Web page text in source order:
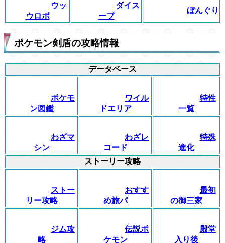
ウッ
ウロボ
ダイス
ープ
ぼんぐり
ポケモン剣盾の攻略情報
データベース
ポケモ
ン図鑑
ワイル
ドエリア
特性
一覧
わざマ
シン
わざレ
コード
特殊
進化
ストーリー攻略
ストー
リー攻略
おすす
め旅パ
最初
の御三家
ジム攻
略
伝説ポ
ケモン
殿堂
入り後